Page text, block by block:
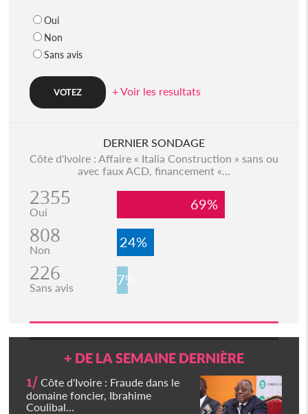
Oui
Non
Sans avis
+ Voir les resultats
DERNIER SONDAGE
Côte d'Ivoire : Affaire « Italia Construction » sans ou
avec faux ACD, financement «...
2355
Oui 69%
808
Non 24%
226
Sans avis 7%
+ DE LA SEMAINE DERNIÈRE
1/ Côte d'Ivoire : Fraude dans le
domaine foncier, Ibrahime
Coulibal...